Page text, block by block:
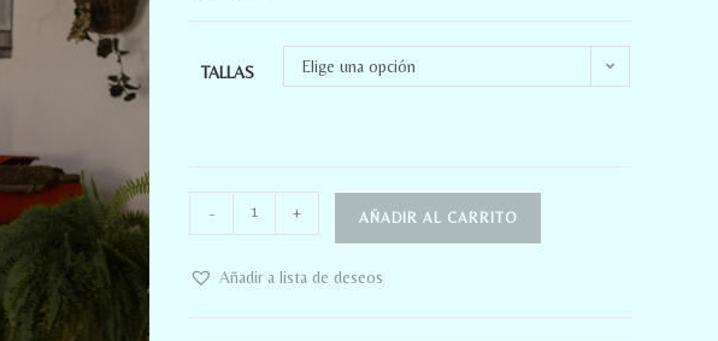
TALLAS Elige una opción
- + AÑADIR AL CARRITO
Añadir a lista de deseos